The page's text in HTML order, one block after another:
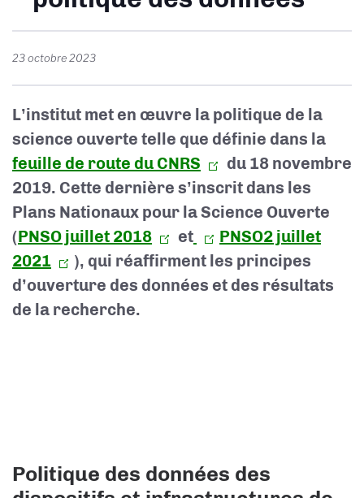
23 octobre 2023
L’institut met en œuvre la politique de la
science ouverte telle que définie dans la
feuille de route du CNRS
du 18 novembre
2019. Cette dernière s’inscrit dans les
Plans Nationaux pour la Science Ouverte
(PNSO juillet 2018 et
PNSO2 juillet
2021
), qui réaffirment les principes
d’ouverture des données et des résultats
de la recherche.
Politique des données des